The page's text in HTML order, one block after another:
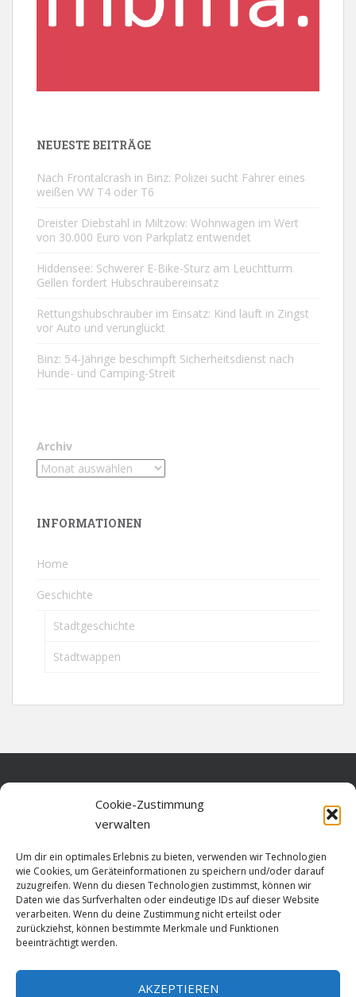
Cookie-Zustimmung
verwalten
Um dir ein optimales Erlebnis zu bieten, verwenden wir Technologien
wie Cookies, um Geräteinformationen zu speichern und/oder darauf
zuzugreifen. Wenn du diesen Technologien zustimmst, können wir
Daten wie das Surfverhalten oder eindeutige IDs auf dieser Website
verarbeiten. Wenn du deine Zustimmung nicht erteilst oder
zurückziehst, können bestimmte Merkmale und Funktionen
beeinträchtigt werden.
AKZEPTIEREN
NEUESTE BEITRÄGE
Nach Frontalcrash in Binz: Polizei sucht Fahrer eines
weißen VW T4 oder T6
Dreister Diebstahl in Miltzow: Wohnwagen im Wert
von 30.000 Euro von Parkplatz entwendet
Hiddensee: Schwerer E-Bike-Sturz am Leuchtturm
Gellen fordert Hubschraubereinsatz
Rettungshubschrauber im Einsatz: Kind läuft in Zingst
vor Auto und verunglückt
Binz: 54-Jährige beschimpft Sicherheitsdienst nach
Hunde- und Camping-Streit
Archiv
INFORMATIONEN
Home
Geschichte
Stadtgeschichte
Stadtwappen
Datenschutz
Cookie-Richtlinie (EU)
Impressum